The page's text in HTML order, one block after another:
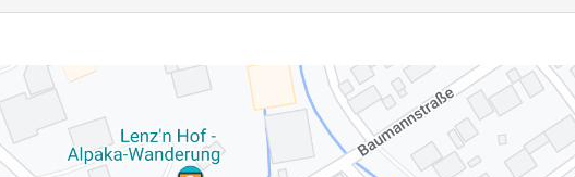
eines Erwachsenen, Kinder bis 6 Jahre wandern kostenlos mit.
erforderlich: